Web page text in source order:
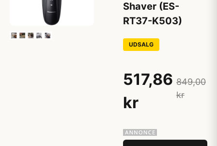
Shaver (ES-
RT37-K503)
UDSALG
517,86
kr
849,00
kr